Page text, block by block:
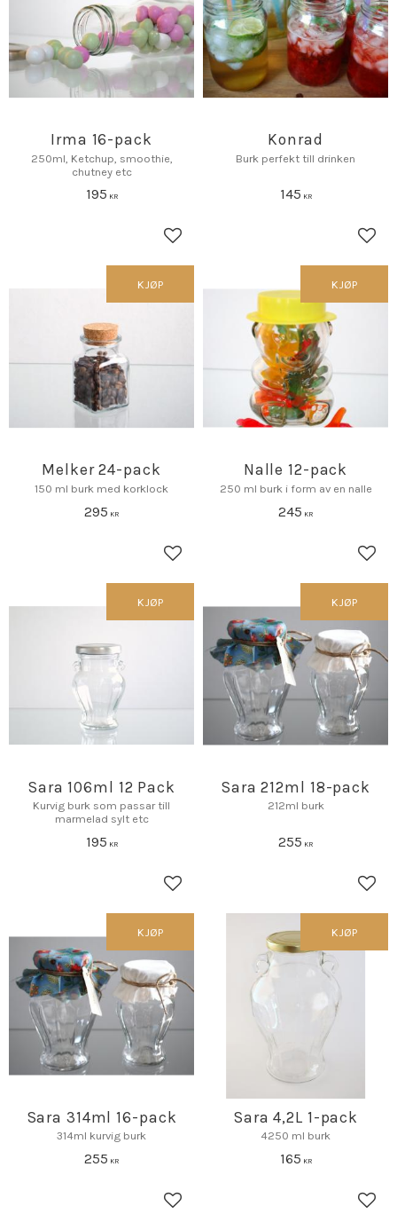
Irma 16-pack
250ml, Ketchup, smoothie,
chutney etc
195 KR
Lagre som favoritt
Konrad
Burk perfekt till drinken
145 KR
Melker 24-pack
150 ml burk med korklock
295 KR
Lagre som favoritt
KJØP
Nalle 12-pack
250 ml burk i form av en nalle
245 KR
KJØP
Sara 106ml 12 Pack
Kurvig burk som passar till
marmelad sylt etc
195 KR
Lagre som favoritt
KJØP
Sara 212ml 18-pack
212ml burk
255 KR
KJØP
Sara 314ml 16-pack
314ml kurvig burk
255 KR
Lagre som favoritt
KJØP
Sara 4,2L 1-pack
4250 ml burk
165 KR
KJØP